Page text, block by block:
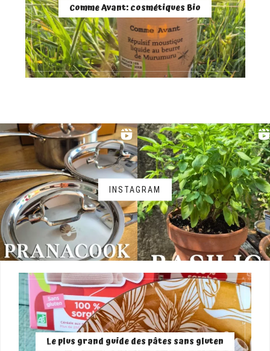
Comme Avant: cosmétiques Bio
INSTAGRAM
Le plus grand guide des pâtes sans gluten